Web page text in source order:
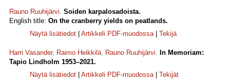
Rauno Ruuhijärvi. Soiden karpalosadoista.
English title: On the cranberry yields on peatlands.
Näytä lisätiedot
Artikkeli PDF-muodossa| Tekijä
Harri Vasander, Raimo Heikkilä, Rauno Ruuhijärvi. In Memoriam:
Tapio Lindholm 1953–2021.
Näytä lisätiedot
Artikkeli PDF-muodossa| Tekijät